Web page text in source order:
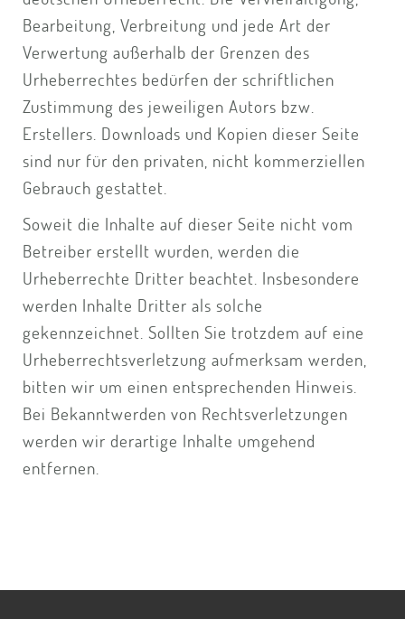
Bearbeitung, Verbreitung und jede Art der
Verwertung außerhalb der Grenzen des
Urheberrechtes bedürfen der schriftlichen
Zustimmung des jeweiligen Autors bzw.
Erstellers. Downloads und Kopien dieser Seite
sind nur für den privaten, nicht kommerziellen
Gebrauch gestattet.
Soweit die Inhalte auf dieser Seite nicht vom
Betreiber erstellt wurden, werden die
Urheberrechte Dritter beachtet. Insbesondere
werden Inhalte Dritter als solche
gekennzeichnet. Sollten Sie trotzdem auf eine
Urheberrechtsverletzung aufmerksam werden,
bitten wir um einen entsprechenden Hinweis.
Bei Bekanntwerden von Rechtsverletzungen
werden wir derartige Inhalte umgehend
entfernen.